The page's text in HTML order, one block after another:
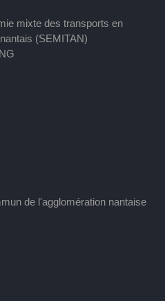
mixte des transports en
(SEMITAN)
de l'agglomération nantaise